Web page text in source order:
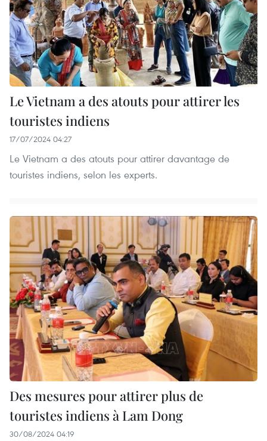
Le Vietnam a des atouts pour attirer les
touristes indiens
17/07/2024 04:27
Le Vietnam a des atouts pour attirer davantage de
touristes indiens, selon les experts.
Des mesures pour attirer plus de
touristes indiens à Lam Dong
30/08/2024 04:19